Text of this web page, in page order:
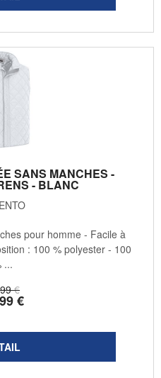
SANS MANCHES -
- BLANC
€
€
pour homme - Facile à
: 100 % polyester - 100
...